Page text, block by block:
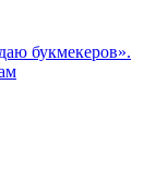
букмекеров».